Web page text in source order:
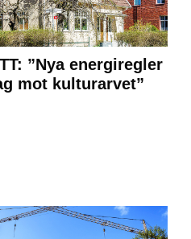
”Nya energiregler
mot kulturarvet”